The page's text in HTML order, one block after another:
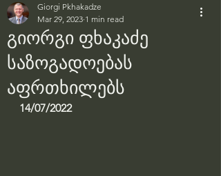
გიორგი ფხაკაძე
საზოგადოებას
აფრთხილებს
Giorgi Pkhakadze
Mar 29, 2023 1 min read
14/07/2022